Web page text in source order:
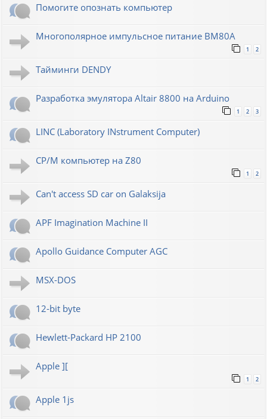
Помогите опознать компьютер
Многополярное импульсное питание ВМ80А
1 2
Тайминги DENDY
Разработка эмулятора Altair 8800 на Arduino
1 2 3
LINC (Laboratory INstrument Computer)
CP/M компьютер на Z80
1 2
Can't access SD car on Galaksija
APF Imagination Machine II
Apollo Guidance Computer AGC
MSX-DOS
12-bit byte
Hewlett-Packard HP 2100
Apple ][
1 2
Apple 1js